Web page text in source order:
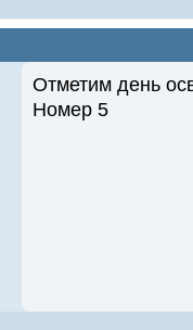
Отметим день
Номер 5